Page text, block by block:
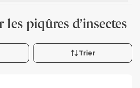
les piqûres d’insectes
Trier